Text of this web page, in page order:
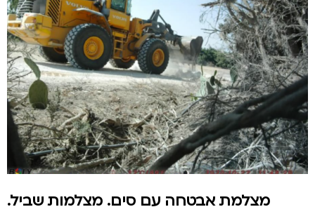
מצלמת אבטחה עם סים. מצלמות שביל.